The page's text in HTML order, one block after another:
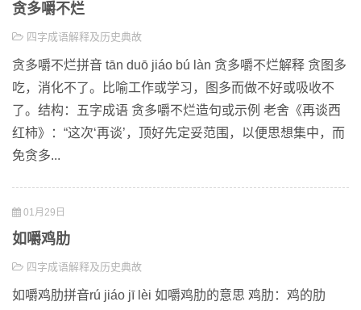
贪多嚼不烂
四字成语解释及历史典故
贪多嚼不烂拼音 tān duō jiáo bú làn 贪多嚼不烂解释 贪图多
吃，消化不了。比喻工作或学习，图多而做不好或吸收不
了。结构：五字成语 贪多嚼不烂造句或示例 老舍《再谈西
红柿》：“这次‘再谈’，顶好先定妥范围，以便思想集中，而
免贪多...
01月29日
如嚼鸡肋
四字成语解释及历史典故
如嚼鸡肋拼音rú jiáo jī lèi 如嚼鸡肋的意思 鸡肋：鸡的肋